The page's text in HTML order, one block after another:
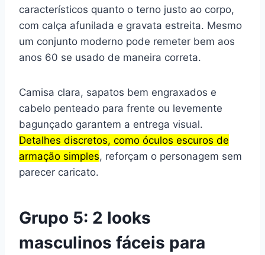
característicos quanto o terno justo ao corpo,
com calça afunilada e gravata estreita. Mesmo
um conjunto moderno pode remeter bem aos
anos 60 se usado de maneira correta.
Camisa clara, sapatos bem engraxados e
cabelo penteado para frente ou levemente
bagunçado garantem a entrega visual.
Detalhes discretos, como óculos escuros de
armação simples, reforçam o personagem sem
parecer caricato.
Grupo 5: 2 looks
masculinos fáceis para